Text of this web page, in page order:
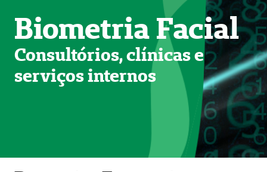
Biometria Facial
Consultórios, clínicas e
serviços internos